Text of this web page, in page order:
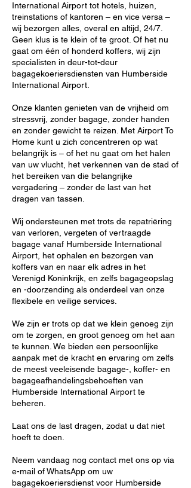
International Airport tot hotels, huizen,
treinstations of kantoren – en vice versa –
wij bezorgen alles, overal en altijd, 24/7.
Geen klus is te klein of te groot. Of het nu
gaat om één of honderd koffers, wij zijn
specialisten in deur-tot-deur
bagagekoeriersdiensten van Humberside
International Airport.
Onze klanten genieten van de vrijheid om
stressvrij, zonder bagage, zonder handen
en zonder gewicht te reizen. Met Airport To
Home kunt u zich concentreren op wat
belangrijk is – of het nu gaat om het halen
van uw vlucht, het verkennen van de stad of
het bereiken van die belangrijke
vergadering – zonder de last van het
dragen van tassen.
Wij ondersteunen met trots de repatriëring
van verloren, vergeten of vertraagde
bagage vanaf Humberside International
Airport, het ophalen en bezorgen van
koffers van en naar elk adres in het
Verenigd Koninkrijk, en zelfs bagageopslag
en -doorzending als onderdeel van onze
flexibele en veilige services.
We zijn er trots op dat we klein genoeg zijn
om te zorgen, en groot genoeg om het aan
te kunnen. We bieden een persoonlijke
aanpak met de kracht en ervaring om zelfs
de meest veeleisende bagage-, koffer- en
bagageafhandelingsbehoeften van
Humberside International Airport te
beheren.
Laat ons de last dragen, zodat u dat niet
hoeft te doen.
Neem vandaag nog contact met ons op via
e-mail of WhatsApp om uw
bagagekoeriersdienst voor Humberside